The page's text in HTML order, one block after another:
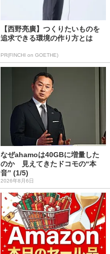
【西野亮廣】つくりたいものを
追求できる環境の作り方とは
PR(FINCHI on GOETHE)
なぜahamoは40GBに増量した
のか 見えてきたドコモの“本
音” (1/5)
2026年8月6日